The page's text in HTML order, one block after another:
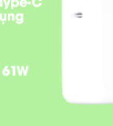
MacBook thông